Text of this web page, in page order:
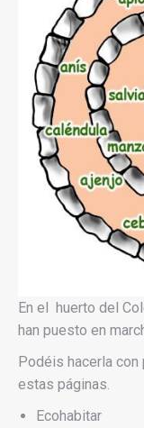
En el huerto del
han puesto en
Podéis hacerla
estas páginas.
Ecohabitar